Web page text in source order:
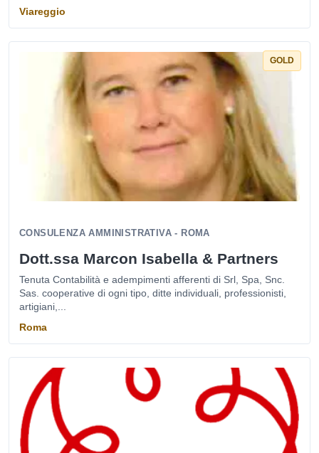
Viareggio
GOLD
CONSULENZA AMMINISTRATIVA - ROMA
Dott.ssa Marcon Isabella & Partners
Tenuta Contabilità e adempimenti afferenti di Srl, Spa, Snc.
Sas. cooperative di ogni tipo, ditte individuali, professionisti,
artigiani,...
Roma